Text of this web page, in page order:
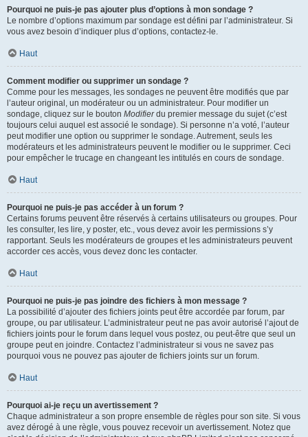
Pourquoi ne puis-je pas ajouter plus d’options à mon sondage ?
Le nombre d’options maximum par sondage est défini par l’administrateur. Si
vous avez besoin d’indiquer plus d’options, contactez-le.
Haut
Comment modifier ou supprimer un sondage ?
Comme pour les messages, les sondages ne peuvent être modifiés que par
l’auteur original, un modérateur ou un administrateur. Pour modifier un
sondage, cliquez sur le bouton Modifierdu premier message du sujet (c’est
toujours celui auquel est associé le sondage). Si personne n’a voté, l’auteur
peut modifier une option ou supprimer le sondage. Autrement, seuls les
modérateurs et les administrateurs peuvent le modifier ou le supprimer. Ceci
pour empêcher le trucage en changeant les intitulés en cours de sondage.
Haut
Pourquoi ne puis-je pas accéder à un forum ?
Certains forums peuvent être réservés à certains utilisateurs ou groupes. Pour
les consulter, les lire, y poster, etc., vous devez avoir les permissions s’y
rapportant. Seuls les modérateurs de groupes et les administrateurs peuvent
accorder ces accès, vous devez donc les contacter.
Haut
Pourquoi ne puis-je pas joindre des fichiers à mon message ?
La possibilité d’ajouter des fichiers joints peut être accordée par forum, par
groupe, ou par utilisateur. L’administrateur peut ne pas avoir autorisé l’ajout de
fichiers joints pour le forum dans lequel vous postez, ou peut-être que seul un
groupe peut en joindre. Contactez l’administrateur si vous ne savez pas
pourquoi vous ne pouvez pas ajouter de fichiers joints sur un forum.
Haut
Pourquoi ai-je reçu un avertissement ?
Chaque administrateur a son propre ensemble de règles pour son site. Si vous
avez dérogé à une règle, vous pouvez recevoir un avertissement. Notez que